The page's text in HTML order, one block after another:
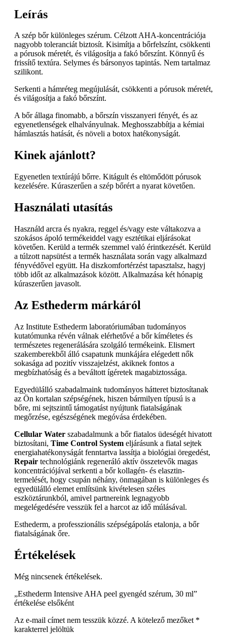
Leírás
A szép bőr különleges szérum. Célzott AHA-koncentrációja
nagyobb toleranciát biztosít. Kisimítja a bőrfelszínt, csökkenti
a pórusok méretét, és világosítja a fakó bőrszínt. Könnyű és
frissítő textúra. Selymes és bársonyos tapintás. Nem tartalmaz
szilikont.
Serkenti a hámréteg megújulását, csökkenti a pórusok méretét,
és világosítja a fakó bőrszínt.
A bőr állaga finomabb, a bőrszín visszanyeri fényét, és az
egyenetlenségek elhalványulnak. Meghosszabbítja a kémiai
hámlasztás hatását, és növeli a botox hatékonyságát.
Kinek ajánlott?
Egyenetlen textúrájú bőrre. Kitágult és eltömődött pórusok
kezelésére. Kúraszerűen a szép bőrért a nyarat követően.
Használati utasítás
Használd arcra és nyakra, reggel és/vagy este váltakozva a
szokásos ápoló termékeiddel vagy esztétikai eljárásokat
követően. Kerüld a termék szemmel való érintkezését. Kerüld
a túlzott napsütést a termék használata során vagy alkalmazd
fényvédővel együtt. Ha diszkomfortérzést tapasztalsz, hagyj
több időt az alkalmazások között. Alkalmazása két hónapig
kúraszerűen javasolt.
Az Esthederm márkáról
Az Institute Esthederm laboratóriumában tudományos
kutatómunka révén válnak elérhetővé a bőr kíméletes és
természetes regenerálására szolgáló termékeink. Elismert
szakemberekből álló csapatunk munkájára elégedett nők
sokasága ad pozitív visszajelzést, akiknek fontos a
megbízhatóság és a beváltott ígéretek magabiztossága.
Egyedülálló szabadalmaink tudományos hátteret biztosítanak
az Ön kortalan szépségének, hiszen bármilyen típusú is a
bőre, mi sejtszintű támogatást nyújtunk fiatalságának
megőrzése, egészségének megóvása érdekében.
Cellular Water szabadalmunk a bőr fiatalos üdeségét hivatott
biztosítani, Time Control System eljárásunk a fiatal sejtek
energiahatékonyságát fenntartva lassítja a biológiai öregedést,
Repair technológiánk regeneráló aktív összetevők magas
koncentrációjával serkenti a bőr kollagén- és elasztin-
termelését, hogy csupán néhány, önmagában is különleges és
egyedülálló elemet említsünk kivételesen széles
eszköztárunkból, amivel partnereink legnagyobb
megelégedésére vesszük fel a harcot az idő múlásával.
Esthederm, a professzionális szépségápolás etalonja, a bőr
fiatalságának őre.
Értékelések
Még nincsenek értékelések.
„Esthederm Intensive AHA peel gyengéd szérum, 30 ml”
értékelése elsőként
Az e-mail címet nem tesszük közzé. A kötelező mezőket *
karakterrel jelöltük